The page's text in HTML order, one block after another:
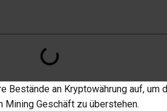
Bestände an Kryptowährung auf, um
Geschäft zu überstehen.